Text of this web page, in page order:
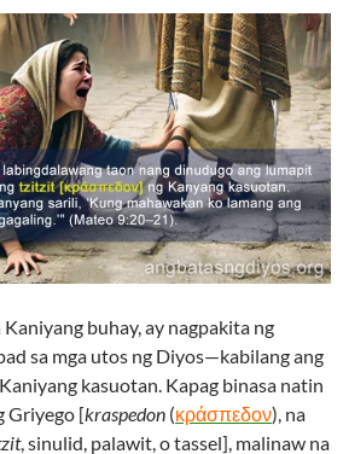
buhay, ay nagpakita ng
sa mga utos ng Diyos—kabilang ang
kasuotan. Kapag binasa natin
Griyego [kraspedon (κράσπεδον), na
, sinulid, palawit, o tassel], malinaw na